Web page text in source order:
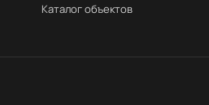
Каталог объектов